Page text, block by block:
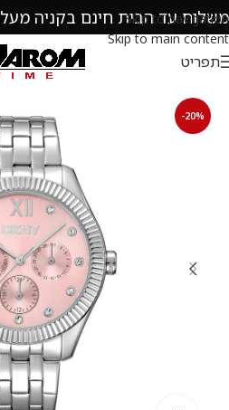
Skip to navigation
Skip to main content
משלוח עד הבית חינם בקניה מעל 299 ש״ח
תפריט
-20%